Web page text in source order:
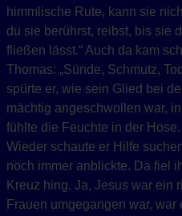
himmlische Rute, kann sie
du sie berührst, reibst, bis sie
fließen lässt.“ Auch da kam
Thomas: „Sünde, Schmutz,
spürte er, wie sein Glied bei
mächtig angeschwollen war,
fühlte die Feuchte in der Hose.
Wieder schaute er Hilfe
noch immer anblickte. Da fiel
Kreuz hing. Ja, Jesus war ein
Frauen umgegangen war,